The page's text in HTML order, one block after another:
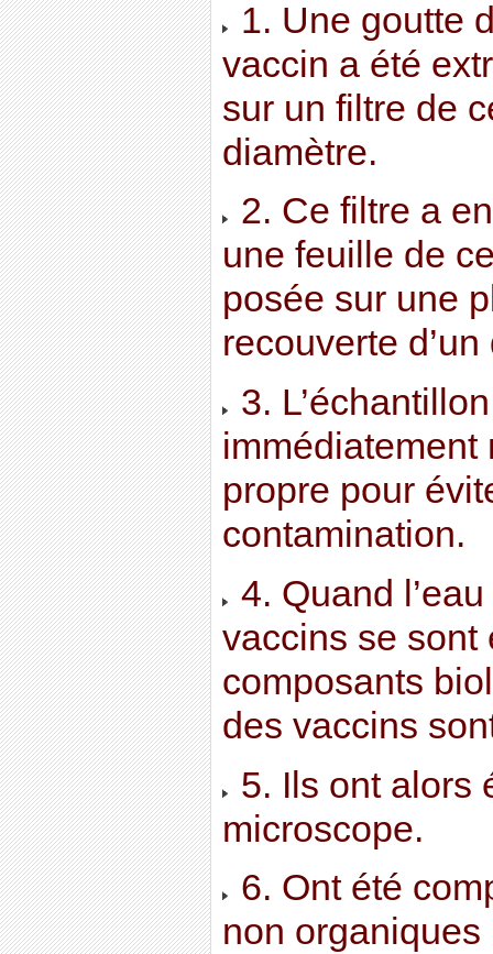
1. Une goutte
vaccin a été
sur un filtre de
diamètre.
2. Ce filtre a
une feuille de
posée sur une
recouverte
3.
immédiatement
propre pour
contamination.
4. Quand
vaccins se sont
composants
des vaccins
5. Ils ont alors
microscope.
6. Ont été
non